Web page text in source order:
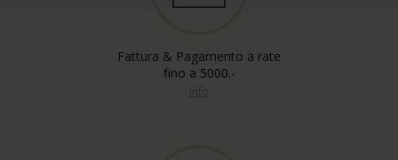
Fattura & Pagamento a rate
fino a 5000.-